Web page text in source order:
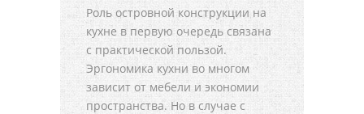
Роль островной конструкции на
кухне в первую очередь связана
с практической пользой.
Эргономика кухни во многом
зависит от мебели и экономии
пространства. Но в случае с